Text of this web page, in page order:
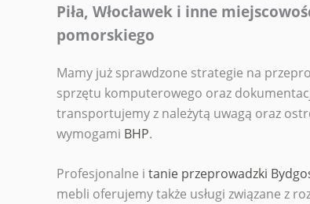
Piła, Włocławek i inne
pomorskiego
Mamy już sprawdzone strategie na
sprzętu komputerowego oraz
transportujemy z należytą uwagą oraz
wymogami BHP.
Profesjonalne i tanie przeprowadzki
mebli oferujemy także usługi związane z